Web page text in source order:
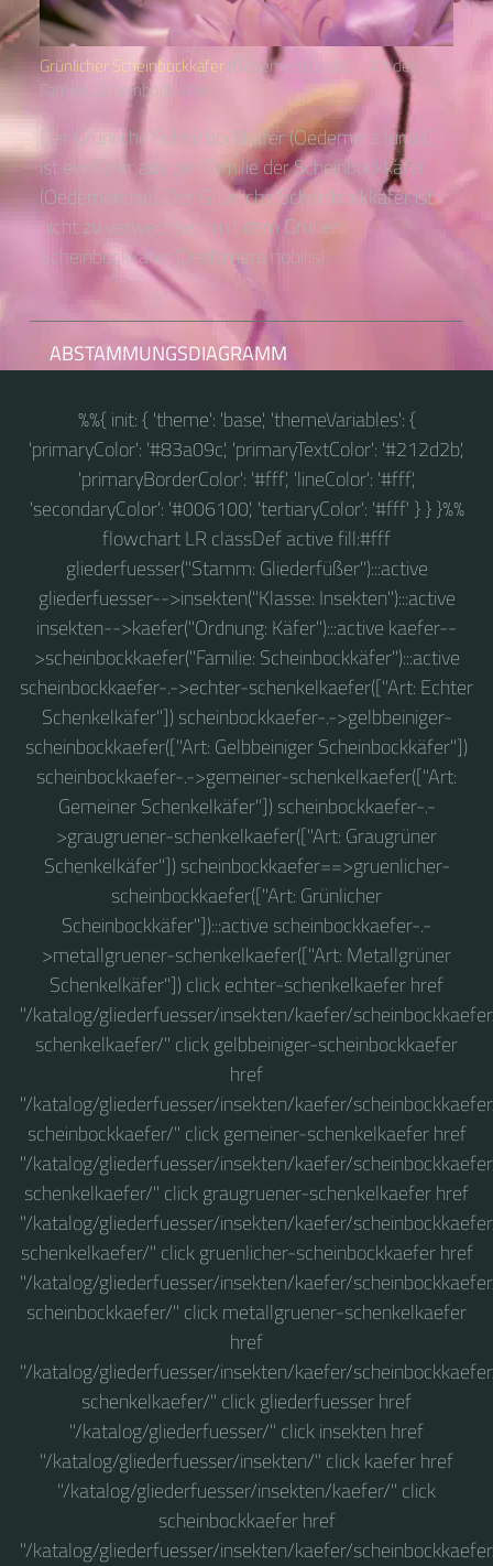
Grünlicher Scheinbockkäfer(Oedemera lurida) – Art der
Familie „Scheinbockkäfer“
Der Grünliche Scheinbockkäfer (Oedemera lurida)
ist ein Käfer aus der Familie der Scheinbockkäfer
(Oedemeridae). Der Grünliche Scheinbockkäfer ist
nicht zu verwechseln mit dem Grünen
Scheinbockkäfer (Oedemera nobilis).
ABSTAMMUNGSDIAGRAMM
%%{ init: { 'theme': 'base', 'themeVariables': {
'primaryColor': '#83a09c', 'primaryTextColor': '#212d2b',
'primaryBorderColor': '#fff', 'lineColor': '#fff',
'secondaryColor': '#006100', 'tertiaryColor': '#fff' } } }%%
flowchart LR classDef active fill:#fff
gliederfuesser("Stamm: Gliederfüßer"):::active
gliederfuesser-->insekten("Klasse: Insekten"):::active
insekten-->kaefer("Ordnung: Käfer"):::active kaefer--
>scheinbockkaefer("Familie: Scheinbockkäfer"):::active
scheinbockkaefer-.->echter-schenkelkaefer(["Art: Echter
Schenkelkäfer"]) scheinbockkaefer-.->gelbbeiniger-
scheinbockkaefer(["Art: Gelbbeiniger Scheinbockkäfer"])
scheinbockkaefer-.->gemeiner-schenkelkaefer(["Art:
Gemeiner Schenkelkäfer"]) scheinbockkaefer-.-
>graugruener-schenkelkaefer(["Art: Graugrüner
Schenkelkäfer"]) scheinbockkaefer==>gruenlicher-
scheinbockkaefer(["Art: Grünlicher
Scheinbockkäfer"]):::active scheinbockkaefer-.-
>metallgruener-schenkelkaefer(["Art: Metallgrüner
Schenkelkäfer"]) click echter-schenkelkaefer href
"/katalog/gliederfuesser/insekten/kaefer/
schenkelkaefer/" click gelbbeiniger-scheinbockkaefer
href
"/katalog/gliederfuesser/insekten/kaefer/
scheinbockkaefer/" click gemeiner-schenkelkaefer href
"/katalog/gliederfuesser/insekten/kaefer/
schenkelkaefer/" click graugruener-schenkelkaefer href
"/katalog/gliederfuesser/insekten/kaefer/
schenkelkaefer/" click gruenlicher-scheinbockkaefer href
"/katalog/gliederfuesser/insekten/kaefer/
scheinbockkaefer/" click metallgruener-schenkelkaefer
href
"/katalog/gliederfuesser/insekten/kaefer/
schenkelkaefer/" click gliederfuesser href
"/katalog/gliederfuesser/" click insekten href
"/katalog/gliederfuesser/insekten/" click kaefer href
"/katalog/gliederfuesser/insekten/kaefer/" click
scheinbockkaefer href
"/katalog/gliederfuesser/insekten/kaefer/